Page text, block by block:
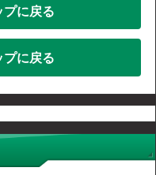
に戻る
に戻る